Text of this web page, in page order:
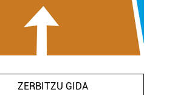
ZERBITZU GIDA